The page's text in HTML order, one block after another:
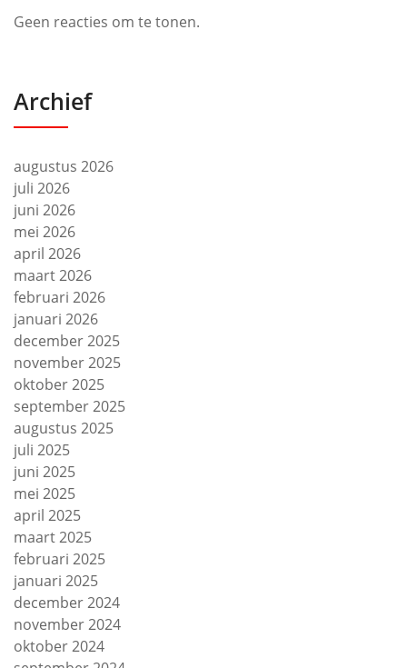
Geen reacties om te tonen.
Archief
augustus 2026
juli 2026
juni 2026
mei 2026
april 2026
maart 2026
februari 2026
januari 2026
december 2025
november 2025
oktober 2025
september 2025
augustus 2025
juli 2025
juni 2025
mei 2025
april 2025
maart 2025
februari 2025
januari 2025
december 2024
november 2024
oktober 2024